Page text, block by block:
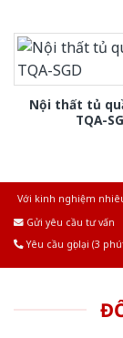
Nội thất tủ
TQA-
Với kinh nghiệm
Gửi yêu cầu tư vấn
Yêu cầu gọi lại (3